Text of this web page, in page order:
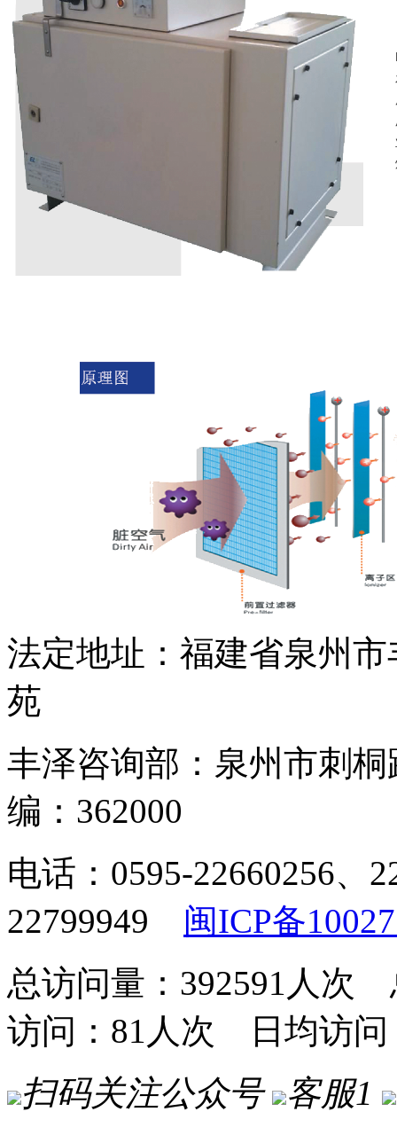
法定地址：福建省泉州
苑
丰泽咨询部：泉州市刺
编：362000
电话：0595-22660256、
22799949 闽ICP备
总访问量：392591人次
访问：81人次 日均访
扫码关注公众号
客服1